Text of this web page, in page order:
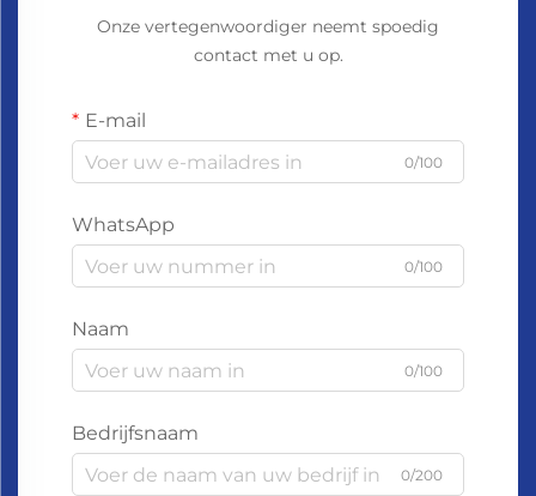
Onze vertegenwoordiger neemt spoedig
contact met u op.
E-mail
0/100
WhatsApp
0/100
Naam
0/100
Bedrijfsnaam
0/200